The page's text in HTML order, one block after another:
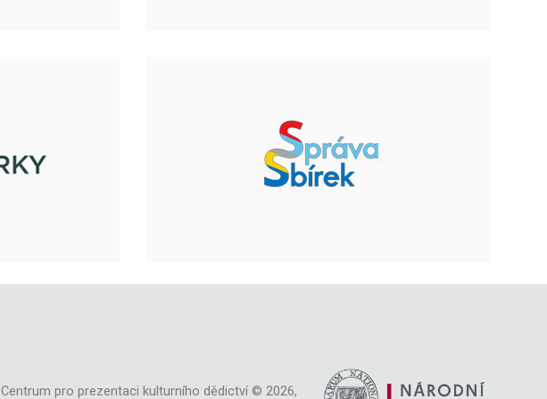
Centrum pro prezentaci kulturního dědictví © 2026,